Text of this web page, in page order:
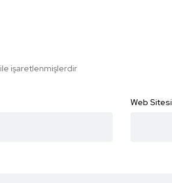
ile işaretlenmişlerdir
Web Sitesi